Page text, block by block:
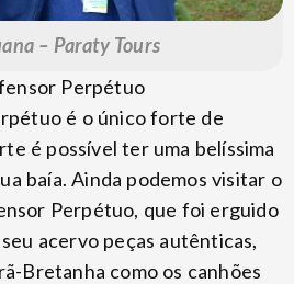
– Paraty Tours
Perpétuo
é o único forte de
é possível ter uma belíssima
baía. Ainda podemos visitar o
Perpétuo, que foi erguido
acervo peças autênticas,
Bretanha como os canhões